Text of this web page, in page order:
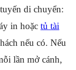
di chuyển:
in hoặc tủ tài
nếu có. Nếu
lần mở cánh,